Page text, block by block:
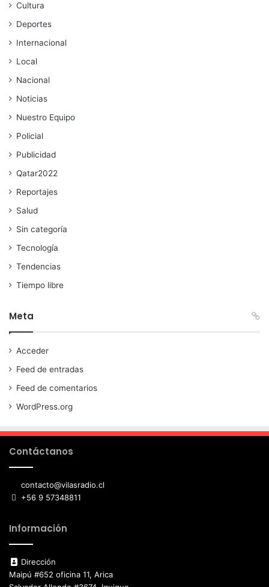
Cultura
Deportes
Internacional
Local
Nacional
Noticias
Nuestro Equipo
Policial
Publicidad
Qatar2022
Reportajes
Salud
Sin categoría
Tecnología
Tendencias
Tiempo libre
Meta
Acceder
Feed de entradas
Feed de comentarios
WordPress.org
Contáctanos
contacto@vilasradio.cl
+56 9 57348811
Información
Dirección
Maipú #652 oficina 11, Arica